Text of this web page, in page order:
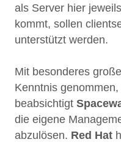
als Server hier
kommt, sollen
unterstützt werden.
Mit besonderes
Kenntnis
beabsichtigt
die eigene
abzulösen. Red Hat